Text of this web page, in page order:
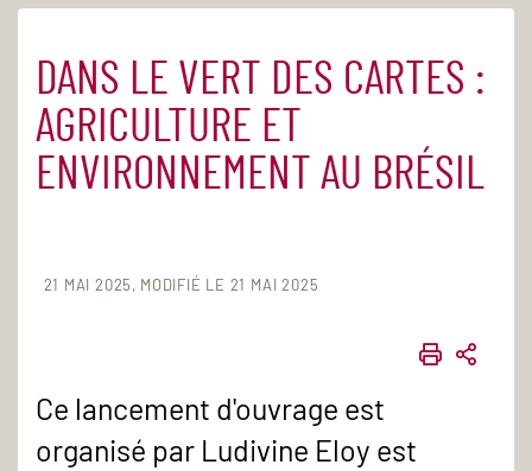
Accueil Agenda
DANS LE VERT DES CARTES :
AGRICULTURE ET
ENVIRONNEMENT AU BRÉSIL
21 MAI 2025 MODIFIÉ LE 21 MAI 2025
Ce lancement d'ouvrage est
organisé par Ludivine Eloy est